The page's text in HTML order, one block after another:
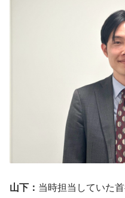
山下： 当時担当していた